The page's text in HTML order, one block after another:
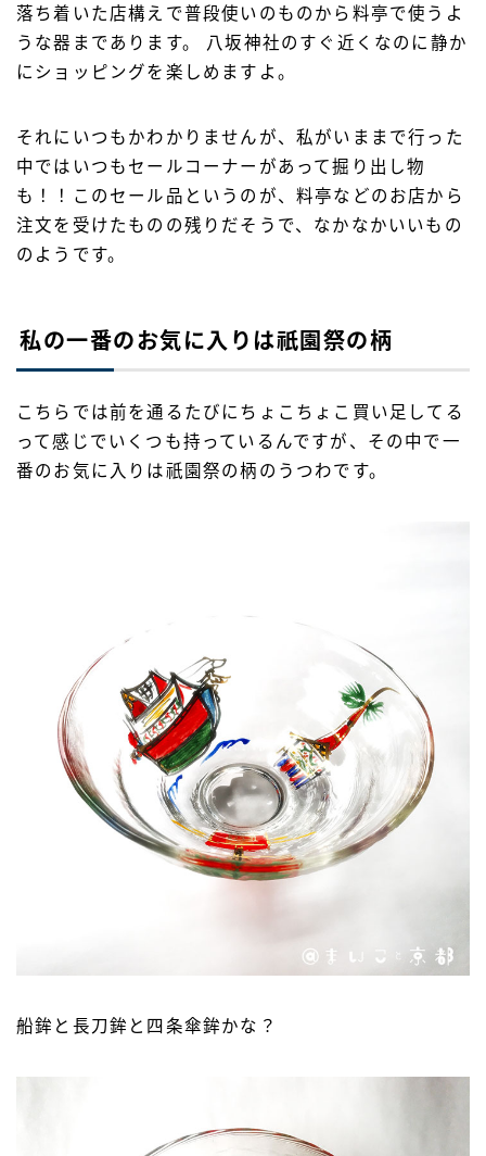
落ち着いた店構えで普段使いのものから料亭で使うよ
うな器まであります。 八坂神社のすぐ近くなのに静か
にショッピングを楽しめますよ。
それにいつもかわかりませんが、私がいままで行った
中ではいつもセールコーナーがあって掘り出し物
も！！このセール品というのが、料亭などのお店から
注文を受けたものの残りだそうで、なかなかいいもの
のようです。
私の一番のお気に入りは祇園祭の柄
こちらでは前を通るたびにちょこちょこ買い足してる
って感じでいくつも持っているんですが、その中で一
番のお気に入りは祇園祭の柄のうつわです。
船鉾と長刀鉾と四条傘鉾かな？